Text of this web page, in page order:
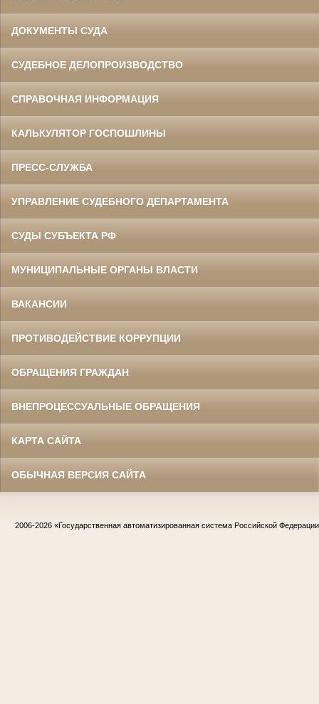
ДОКУМЕНТЫ СУДА
СУДЕБНОЕ ДЕЛОПРОИЗВОДСТВО
СПРАВОЧНАЯ ИНФОРМАЦИЯ
КАЛЬКУЛЯТОР ГОСПОШЛИНЫ
ПРЕСС-СЛУЖБА
УПРАВЛЕНИЕ СУДЕБНОГО ДЕПАРТАМЕНТА
СУДЫ СУБЪЕКТА РФ
МУНИЦИПАЛЬНЫЕ ОРГАНЫ ВЛАСТИ
ВАКАНСИИ
ПРОТИВОДЕЙСТВИЕ КОРРУПЦИИ
ОБРАЩЕНИЯ ГРАЖДАН
ВНЕПРОЦЕССУАЛЬНЫЕ ОБРАЩЕНИЯ
КАРТА САЙТА
ОБЫЧНАЯ ВЕРСИЯ САЙТА
2006-2026 «Государственная автоматизированная система Российской